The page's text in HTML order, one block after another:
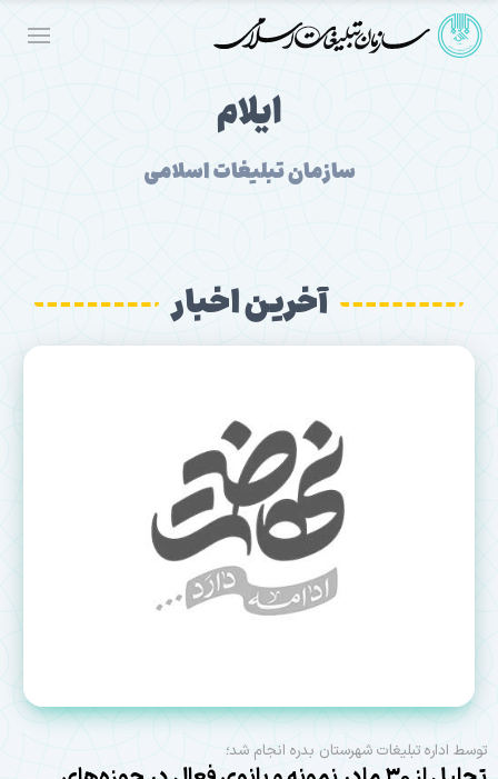
ایلام
سازمان تبلیغات اسلامی
آخرین اخبار
توسط اداره تبلیغات شهرستان بدره انجام شد؛